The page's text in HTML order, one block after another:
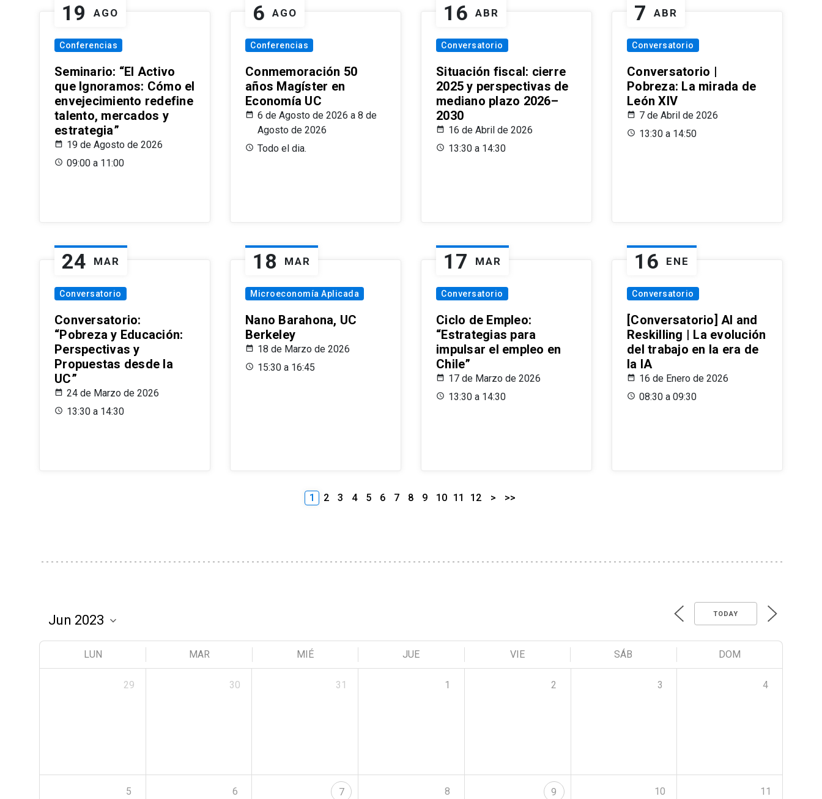
19 AGO
Conferencias
Seminario: “El Activo
que Ignoramos: Cómo el
envejecimiento redefine
talento, mercados y
estrategia”
19 de Agosto de 2026
09:00 a 11:00
6 AGO
Conferencias
Conmemoración 50
años Magíster en
Economía UC
6 de Agosto de 2026 a 8 de
Agosto de 2026
Todo el dia.
16 ABR
Conversatorio
Situación fiscal: cierre
2025 y perspectivas de
mediano plazo 2026–
2030
16 de Abril de 2026
13:30 a 14:30
7 ABR
Conversatorio
Conversatorio |
Pobreza: La mirada de
León XIV
7 de Abril de 2026
13:30 a 14:50
24 MAR
Conversatorio
Conversatorio:
“Pobreza y Educación:
Perspectivas y
Propuestas desde la
UC”
24 de Marzo de 2026
13:30 a 14:30
18 MAR
Microeconomía Aplicada
Nano Barahona, UC
Berkeley
18 de Marzo de 2026
15:30 a 16:45
17 MAR
Conversatorio
Ciclo de Empleo:
“Estrategias para
impulsar el empleo en
Chile”
17 de Marzo de 2026
13:30 a 14:30
16 ENE
Conversatorio
[Conversatorio] AI and
Reskilling | La evolución
del trabajo en la era de
la IA
16 de Enero de 2026
08:30 a 09:30
1 2 3 4 5 6 7 8 9 10 11 12 > >>
TODAY
LUN MAR MIÉ JUE VIE SÁB DOM
29 30 31 1 2 3 4
5 6 7 8 9 10 11